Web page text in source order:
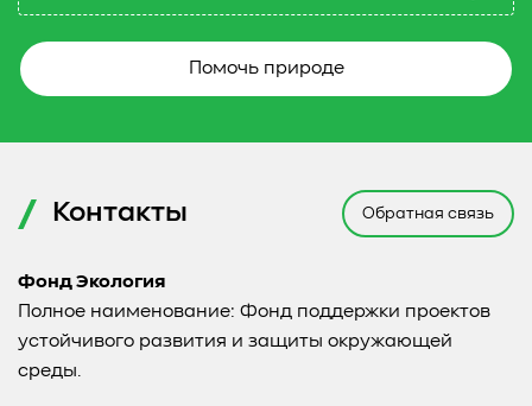
Помочь природе
Контакты Обратная связь
Фонд Экология
Полное наименование: Фонд поддержки проектов
устойчивого развития и защиты окружающей
среды.